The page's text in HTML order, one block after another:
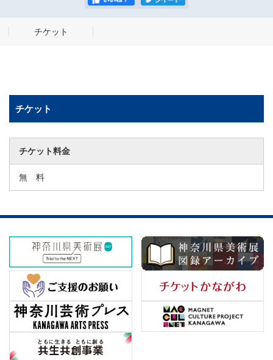
チケット
チケット
チケット料金
無 料